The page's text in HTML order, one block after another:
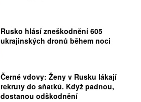
Rusko hlásí zneškodnění 605
ukrajinských dronů během noci
Černé vdovy: Ženy v Rusku lákají
rekruty do sňatků. Když padnou,
dostanou odškodnění